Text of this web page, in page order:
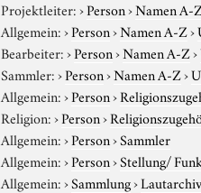
Projektleiter:›Person›Namen A-
Allgemein:›Person›Namen A-Z›
Bearbeiter:›Person›Namen A-Z›
Sammler:›Person›Namen A-Z›
Allgemein:›Person›
Religion:›Person›
Allgemein:›Person›Sammler
Allgemein:›Person›Stellung/
Allgemein:›Sammlung›